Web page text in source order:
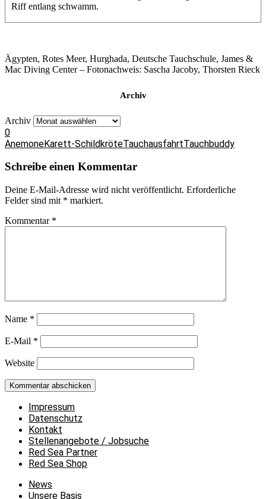
Riff entlang schwamm.
Ägypten, Rotes Meer, Hurghada, Deutsche Tauchschule, James &
Mac Diving Center – Fotonachweis: Sascha Jacoby, Thorsten Rieck
Archiv
Archiv
0
AnemoneKarett-SchildkröteTauchausfahrtTauchbuddy
Schreibe einen Kommentar
Deine E-Mail-Adresse wird nicht veröffentlicht. Erforderliche
Felder sind mit * markiert.
Kommentar *
Name *
E-Mail *
Website
Impressum
Datenschutz
Kontakt
Stellenangebote / Jobsuche
Red Sea Partner
Red Sea Shop
News
Unsere Basis